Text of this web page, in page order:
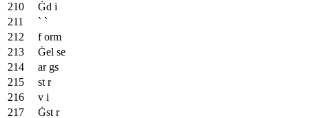
Ġd i
` `
f orm
Ġel se
ar gs
st r
v i
Ġst r